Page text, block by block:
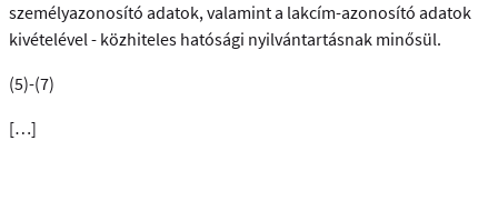
személyazonosító adatok, valamint a lakcím-azonosító adatok
kivételével - közhiteles hatósági nyilvántartásnak minősül.
(5)-(7)
[…]